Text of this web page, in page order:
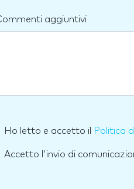
aggiuntivi
Ho letto e accetto il Politica
Accetto l'invio di